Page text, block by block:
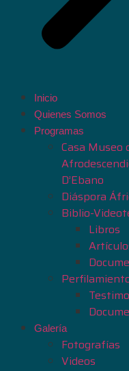
Inicio
Quienes Somos
Programas
Casa Museo
D’Ebano
Diáspora
Biblio-
Libros
Galería
Fotografías
Videos